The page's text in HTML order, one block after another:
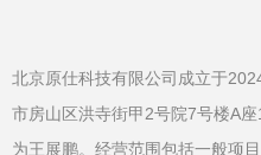
北京原仕科技有限公司成立于
市房山区洪寺街甲2号院7号楼A
为王展鹏。经营范围包括一般项